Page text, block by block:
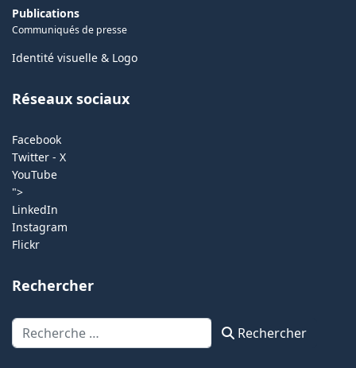
Publications
Communiqués de presse
Identité visuelle & Logo
Réseaux sociaux
Facebook
Twitter - X
YouTube
">
LinkedIn
Instagram
Flickr
Rechercher
Rechercher Rechercher